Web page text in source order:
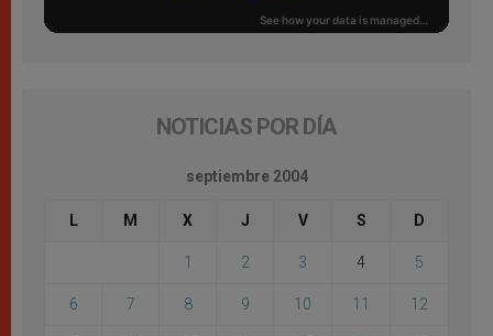
NOTICIAS POR DÍA
septiembre 2004
L M X J V S D
1 2 3 4 5
6 7 8 9 10 11 12